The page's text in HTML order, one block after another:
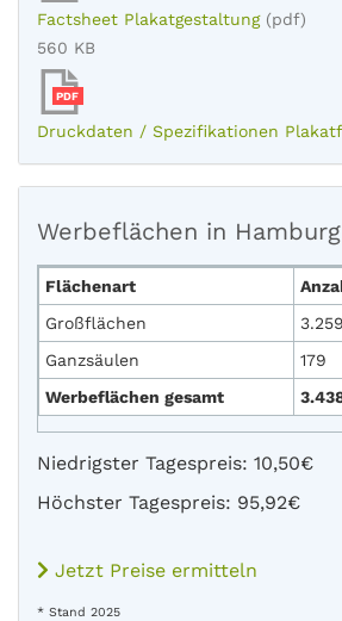
Factsheet Plakatgestaltung (pdf)
560 KB
PDF
Druckdaten / Spezifikationen
Werbeflächen in Hamburg
Flächenart
Großflächen
3.259
Ganzsäulen
179
Werbeflächen gesamt
Niedrigster Tagespreis: 10,50€
Höchster Tagespreis: 95,92€
Jetzt Preise ermitteln
* Stand 2025